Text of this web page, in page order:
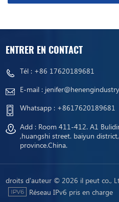
ENTRER EN CONTACT
Tél : +86 17620189681
E-mail :
Whatsapp : +8617620189681
Add : Room 411-412. A1
,huangshi street. baiyun
province.China.
droits d'auteur © 2026 il peut co.,
Réseau IPv6 pris en charge